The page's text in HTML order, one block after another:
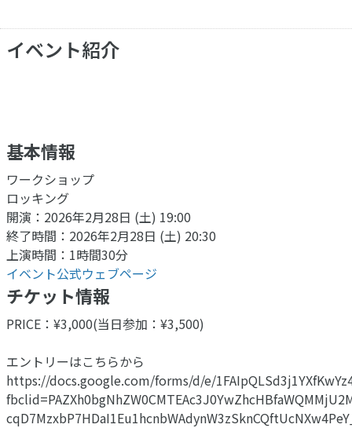
イベント紹介
基本情報
ワークショップ
ロッキング
開演：2026年2月28日 (土) 19:00
終了時間：2026年2月28日 (土) 20:30
上演時間：1時間30分
イベント公式ウェブページ
チケット情報
PRICE：¥3,000(当日参加：¥3,500)
エントリーはこちらから
https://docs.google.com/forms/d/e/